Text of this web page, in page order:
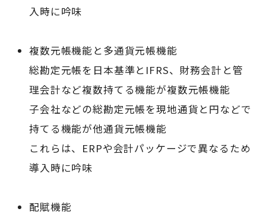
入時に吟味
複数元帳機能と多通貨元帳機能
総勘定元帳を日本基準とIFRS、財務会計と管
理会計など複数持てる機能が複数元帳機能
子会社などの総勘定元帳を現地通貨と円などで
持てる機能が他通貨元帳機能
これらは、ERPや会計パッケージで異なるため
導入時に吟味
配賦機能